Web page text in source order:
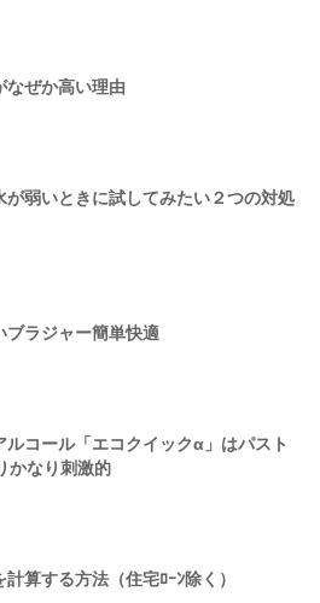
なぜか高い理由
が弱いときに試してみたい２つの対処
ブラジャー簡単快適
ルコール「エコクイックα」はパスト
かなり刺激的
算する方法（住宅ﾛｰﾝ除く）